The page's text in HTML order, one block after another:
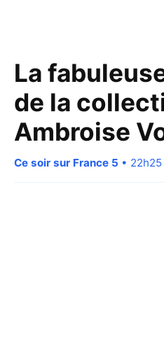
La
de la
Ambroise
Ce soir sur France 5 •